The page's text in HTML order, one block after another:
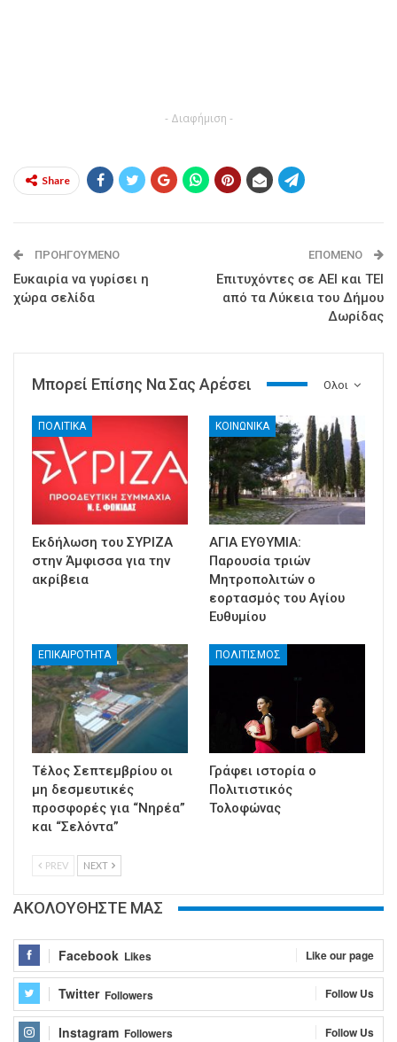
- Διαφήμιση -
Share
ΠΡΟΗΓΟΎΜΕΝΟ
Ευκαιρία να γυρίσει η
χώρα σελίδα
ΕΠΌΜΕΝΟ
Επιτυχόντες σε ΑΕΙ και ΤΕΙ
από τα Λύκεια του Δήμου
Δωρίδας
Ολοι
Μπορεί Επίσης Να Σας Αρέσει
ΠΟΛΙΤΙΚΑ
Εκδήλωση του ΣΥΡΙΖΑ
στην Άμφισσα για την
ακρίβεια
ΚΟΙΝΩΝΙΚΑ
ΑΓΙΑ ΕΥΘΥΜΙΑ:
Παρουσία τριών
Μητροπολιτών ο
εορτασμός του Αγίου
Ευθυμίου
ΕΠΙΚΑΙΡΟΤΗΤΑ
Τέλος Σεπτεμβρίου οι
μη δεσμευτικές
προσφορές για “Νηρέα”
και “Σελόντα”
ΠΟΛΙΤΙΣΜΟΣ
Γράφει ιστορία ο
Πολιτιστικός
Τολοφώνας
PREV NEXT
ΑΚΟΛΟΥΘΗΣΤΕ ΜΑΣ
Facebook Likes Like our page
Twitter Followers Follow Us
Instagram Followers Follow Us